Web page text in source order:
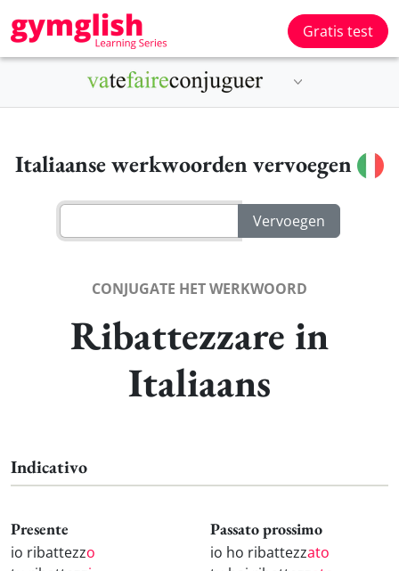
Gratis test
Italiaanse werkwoorden vervoegen
CONJUGATE HET WERKWOORD
Ribattezzare in
Italiaans
Indicativo
Presente
io ribattezzo
Passato prossimo
io ho ribattezzato